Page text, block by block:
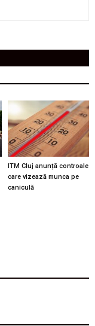
ITM Cluj anunță controale
care vizează munca pe
caniculă